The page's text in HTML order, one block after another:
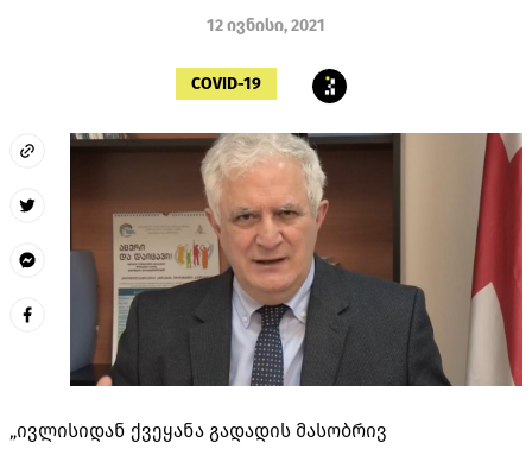
12 ივნისი, 2021
COVID-19
„ივლისიდან ქვეყანა გადადის მასობრივ